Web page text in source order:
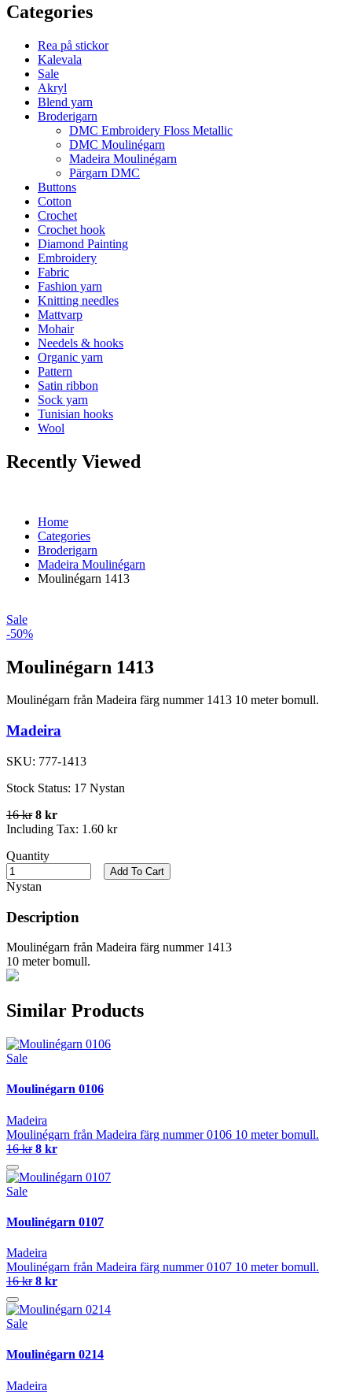
Categories
Rea på stickor
Kalevala
Sale
Akryl
Blend yarn
Broderigarn
DMC Embroidery Floss Metallic
DMC Moulinégarn
Madeira Moulinégarn
Pärgarn DMC
Buttons
Cotton
Crochet
Crochet hook
Diamond Painting
Embroidery
Fabric
Fashion yarn
Knitting needles
Mattvarp
Mohair
Needels & hooks
Organic yarn
Pattern
Satin ribbon
Sock yarn
Tunisian hooks
Wool
Recently Viewed
Home
Categories
Broderigarn
Madeira Moulinégarn
Moulinégarn 1413
Sale
-50%
Moulinégarn 1413
Moulinégarn från Madeira färg nummer 1413 10 meter bomull.
Madeira
SKU: 777-1413
Stock Status: 17 Nystan
16 kr 8 kr
Including Tax: 1.60 kr
Quantity
Nystan
Add To Cart
Description
Moulinégarn från Madeira färg nummer 1413
10 meter bomull.
Similar Products
Sale
Moulinégarn 0106
Madeira
Moulinégarn från Madeira färg nummer 0106 10 meter bomull.
16 kr 8 kr
Sale
Moulinégarn 0107
Madeira
Moulinégarn från Madeira färg nummer 0107 10 meter bomull.
16 kr 8 kr
Sale
Moulinégarn 0214
Madeira